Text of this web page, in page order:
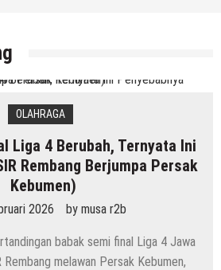
OLAHRAGA
Liga 4 Berubah, Ternyata Ini
Rembang Berjumpa Persak
Kebumen)
2026 by musa r2b
babak semi final Liga 4 Jawa
Rembang melawan Persak Kebumen,